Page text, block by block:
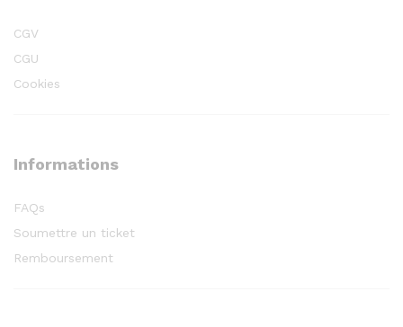
CGV
CGU
Cookies
Informations
FAQs
Soumettre un ticket
Remboursement